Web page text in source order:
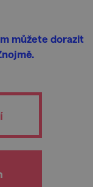
můžete dorazit